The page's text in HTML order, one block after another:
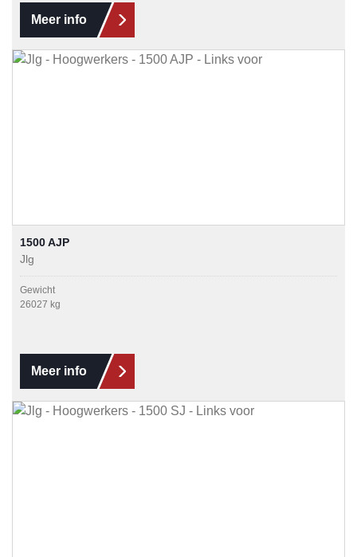
Meer info
1500 AJP
Jlg
Gewicht
26027 kg
Meer info